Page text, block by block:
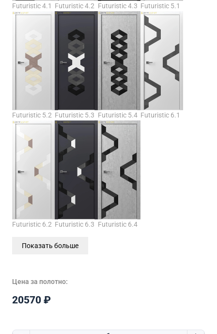
Futuristic 4.1 Futuristic 4.2 Futuristic 4.3 Futuristic 5.1
Futuristic 5.2 Futuristic 5.3 Futuristic 5.4 Futuristic 6.1
Futuristic 6.2 Futuristic 6.3 Futuristic 6.4
Показать больше
Цена за полотно:
20570 ₽